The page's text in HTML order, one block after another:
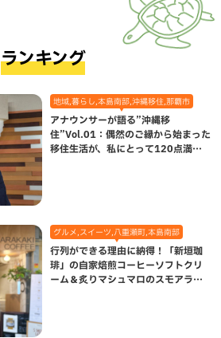
ランキング
地域,暮らし,本島南部,沖縄移住,那覇市
アナウンサーが語る”沖縄移
住”Vol.01：偶然のご縁から始まった
移住生活が、私にとって120点満点
グルメ,スイーツ,八重瀬町,本島南部
行列ができる理由に納得！「新垣珈
琲」の自家焙煎コーヒーソフトクリ
ーム＆炙りマシュマロのスモアラテ